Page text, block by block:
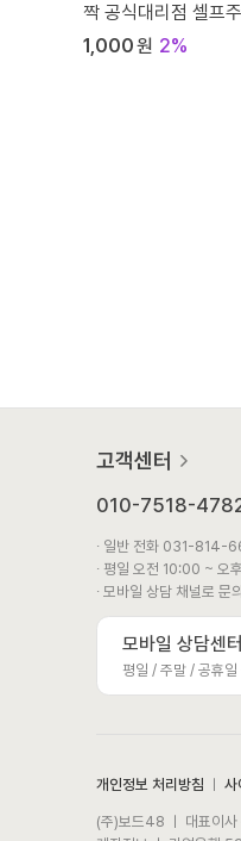
짝 공식대리점 셀프
1,000원 2%
고객센터
010-7518-4782
∙ 일반 전화 031-814-
∙ 평일 오전 10:00 ~ 오
∙ 모바일 상담 채널로 문
모바일 상담센터
평일 / 주말 / 공휴
개인정보 처리방침 ㅣ 사
(주)보드48 ㅣ 대표이